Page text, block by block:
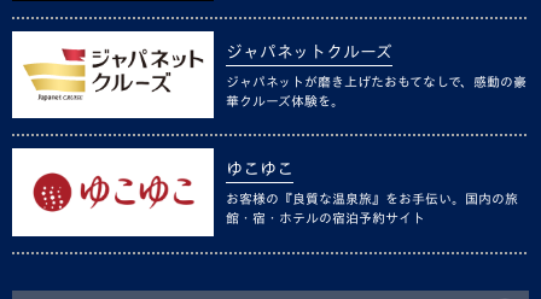
ジャパネットクルーズ
ジャパネットが磨き上げたおもてなしで、感動の豪
華クルーズ体験を。
ゆこゆこ
お客様の『良質な温泉旅』をお手伝い。国内の旅
館・宿・ホテルの宿泊予約サイト